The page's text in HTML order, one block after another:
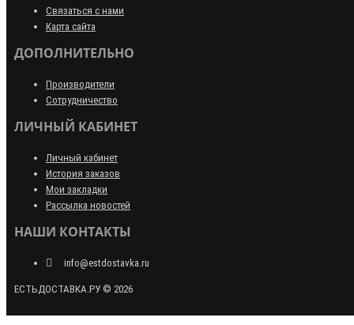
Связаться с нами
Карта сайта
ДОПОЛНИТЕЛЬНО
Производители
Сотрудничество
ЛИЧНЫЙ КАБИНЕТ
Личный кабинет
История заказов
Мои закладки
Рассылка новостей
НАШИ КОНТАКТЫ
info@estdostavka.ru
ЕСТЬДОСТАВКА.РУ © 2026